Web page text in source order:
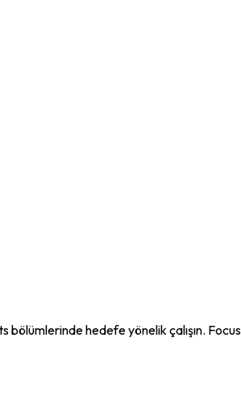
hedefe yönelik çalışın.